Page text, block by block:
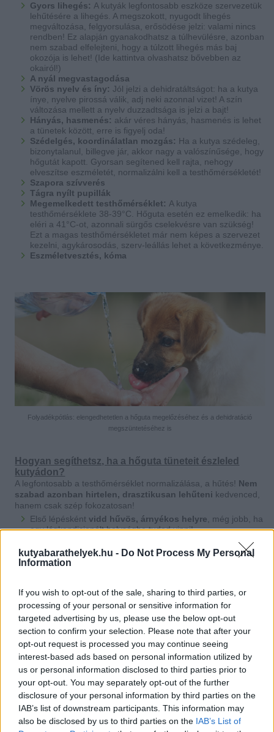
kutyabarathelyek.hu - Do Not Process My Personal
Information
If you wish to opt-out of the sale, sharing to third parties, or
processing of your personal or sensitive information for
targeted advertising by us, please use the below opt-out
section to confirm your selection. Please note that after your
opt-out request is processed you may continue seeing
interest-based ads based on personal information utilized by
us or personal information disclosed to third parties prior to
your opt-out. You may separately opt-out of the further
disclosure of your personal information by third parties on the
IAB’s list of downstream participants. This information may
also be disclosed by us to third parties on the IAB’s List of
Gyors lihegés:A kutyák legfontosabb eszköze szervezetük
lehűtésére a lihegés. A megszokott, nyugodt lihegés
megváltozása, felgyorsulása, erősödése jelzi: valami nincs
rendben! Ez alapján gyanakodhatsz a túlhevülésre, azonban
nem szabad elfelejteni, hogy a túlzott lihegés más baj
okozója is lehet! (Ide kattintva olvashatsz bővebben az
okairól!)
A nyál megvastagodása
Vörös nyelv és íny: Jól jelzi a dehidratáltságot: ha a kutya
ínye, nyelve pirossá válik, adj neki azonnal vizet! A szín
változása mellett a nyelv duzzadtsága is jelzi a bajt!
Hányás, hasmenés: akár véres hányás, hasmenés is lehet
a tünetek között, erre is figyelj oda!
Szédelgés, koordinálatlan mozgás: Ha a kutya szédeleg,
bizonytalanul, billegve jár, akkor nagy a valószínűsége, hogy
hőgutát kapott. Gyorsan segítened kell rajta, nehogy
elveszítse eszméletét, normalizálni kell a testhőmérsékletét!
Szapora szívverés
Tágra nyílt pupillák
Megemelkedett testhőmérséklet:A kutya
testhőmérséklete 38-39°C. Hőguta esetén ez emelkedik: ha
eléri a 41°C-ot, azonnali sürgős cselekvésre van szükség!
Ezt a magas testhőmérsékletet már nem képes a szervezet
kezelni, agykárosodás, szerv-leállás lehet a következménye.
Eszméletvesztés, kóma
Folyadékpótlás: elengedhetetlen a hőguta megelőzéséhez és a dehidratáció
megszüntetéséhez is
Hogyan segíthetsz, ha a hőguta tüneteit észleled
kutyádon?
A legfontosabb a testhőmérséklet normalizálása, a hűtés! Nem
szabad azonban hirtelen, drasztikusan lehűteni kedvenced,
hanem csak szép fokozatosan!
Első lépéskéntvidd hűvös, árnyékos helyre, még jobb, ha
egy légkondicionált helységbe tudod vinni!
megszüntetheted a dehidratált állapotot. Ha nem akar inni,
ne erőltesd, inkább
, száját.
Nedves törölközőtis tehetsz a fejére, nyakára, vagy a
hasára, ez is nagyban segíti a hűtést.
Hőguta esetén
elengedhetetlen, hogy állatorvos is lássa
Ha a hűtés hatására jobban lesz, akkor is el kell vinni, hogy
szakértő szemek is megvizsgálják, szükség lehet további
kezelésre.